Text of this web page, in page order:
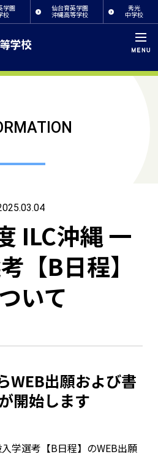
学園
校
仙台育英学園
沖縄高等学校
秀光
中学校
ILC沖縄 一
【B日程】
いて
WEB出願および書
開始します
学選考【B日程】のWEB出願